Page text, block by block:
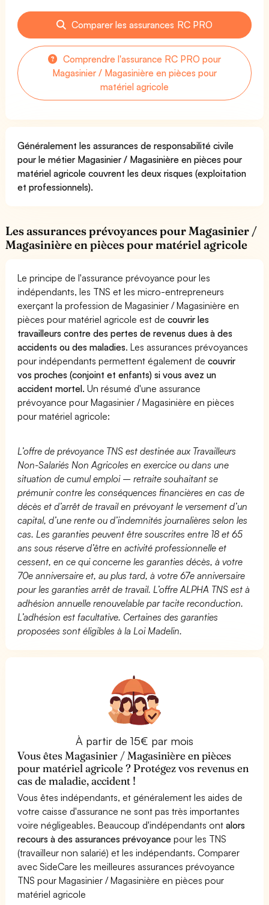
Comparer les assurances RC PRO
Comprendre l'assurance RC PRO pour
Magasinier / Magasinière en pièces pour
matériel agricole
Généralement les assurances de responsabilité civile
pour le métier Magasinier / Magasinière en pièces pour
matériel agricole couvrent les deux risques (exploitation
et professionnels).
Les assurances prévoyances pour Magasinier /
Magasinière en pièces pour matériel agricole
Le principe de l'assurance prévoyance pour les
indépendants, les TNS et les micro-entrepreneurs
exerçant la profession de Magasinier / Magasinière en
pièces pour matériel agricole est decouvrir les
travailleurs contre des pertes de revenus dues à des
accidents ou des maladies. Les assurances prévoyances
pour indépendants permettent également decouvrir
vos proches (conjoint et enfants) si vous avez un
accident mortel. Un résumé d'une assurance
prévoyance pour Magasinier / Magasinière en pièces
pour matériel agricole:
L’offre de prévoyance TNS est destinée aux Travailleurs
Non-Salariés Non Agricoles en exercice ou dans une
situation de cumul emploi – retraite souhaitant se
prémunir contre les conséquences financières en cas de
décès et d’arrêt de travail en prévoyant le versement d’un
capital, d’une rente ou d’indemnités journalières selon les
cas. Les garanties peuvent être souscrites entre 18 et 65
ans sous réserve d’être en activité professionnelle et
cessent, en ce qui concerne les garanties décès, à votre
70e anniversaire et, au plus tard, à votre 67e anniversaire
pour les garanties arrêt de travail. L’offre ALPHA TNS est à
adhésion annuelle renouvelable par tacite reconduction.
L’adhésion est facultative. Certaines des garanties
proposées sont éligibles à la Loi Madelin.
À partir de 15€ par mois
Vous êtes Magasinier / Magasinière en pièces
pour matériel agricole ? Protégez vos revenus en
cas de maladie, accident !
Vous êtes indépendants, et généralement les aides de
votre caisse d'assurance ne sont pas très importantes
voire négligeables. Beaucoup d'indépendants ontalors
recours à des assurances prévoyance pour les TNS
(travailleur non salarié) et les indépendants. Comparer
avec SideCare les meilleures assurances prévoyance
TNS pour Magasinier / Magasinière en pièces pour
matériel agricole